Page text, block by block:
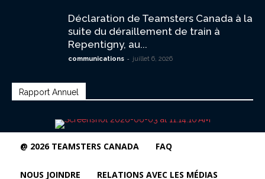
Déclaration de Teamsters Canada à la
suite du déraillement de train à
Repentigny, au...
communications - juillet 6, 2026
Rapport Annuel
@ 2026 TEAMSTERS CANADA FAQ
NOUS JOINDRE RELATIONS AVEC LES MÉDIAS